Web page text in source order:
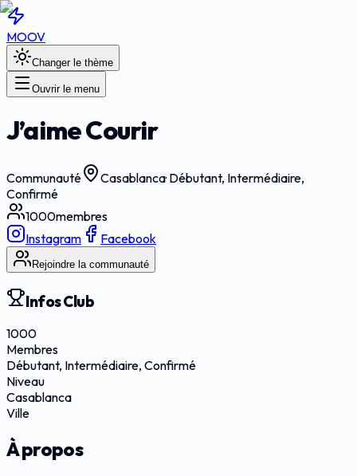
MOOV
Changer le thème
Ouvrir le menu
J’aime Courir
Communauté Casablanca· Débutant, Intermédiaire,
Confirmé
1000membres
Instagram
Facebook
Rejoindre la communauté
Infos Club
1000
Membres
Débutant, Intermédiaire, Confirmé
Niveau
Casablanca
Ville
À propos